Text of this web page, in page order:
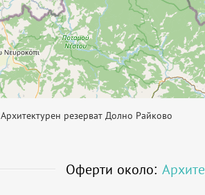
Архитектурен резерват Долно Райково
Оферти около: